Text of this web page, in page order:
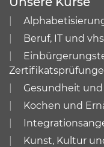
Beruf, IT und
Gesundheit
Kochen und
Kunst, Kultur